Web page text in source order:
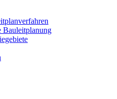
Bauleitplanung